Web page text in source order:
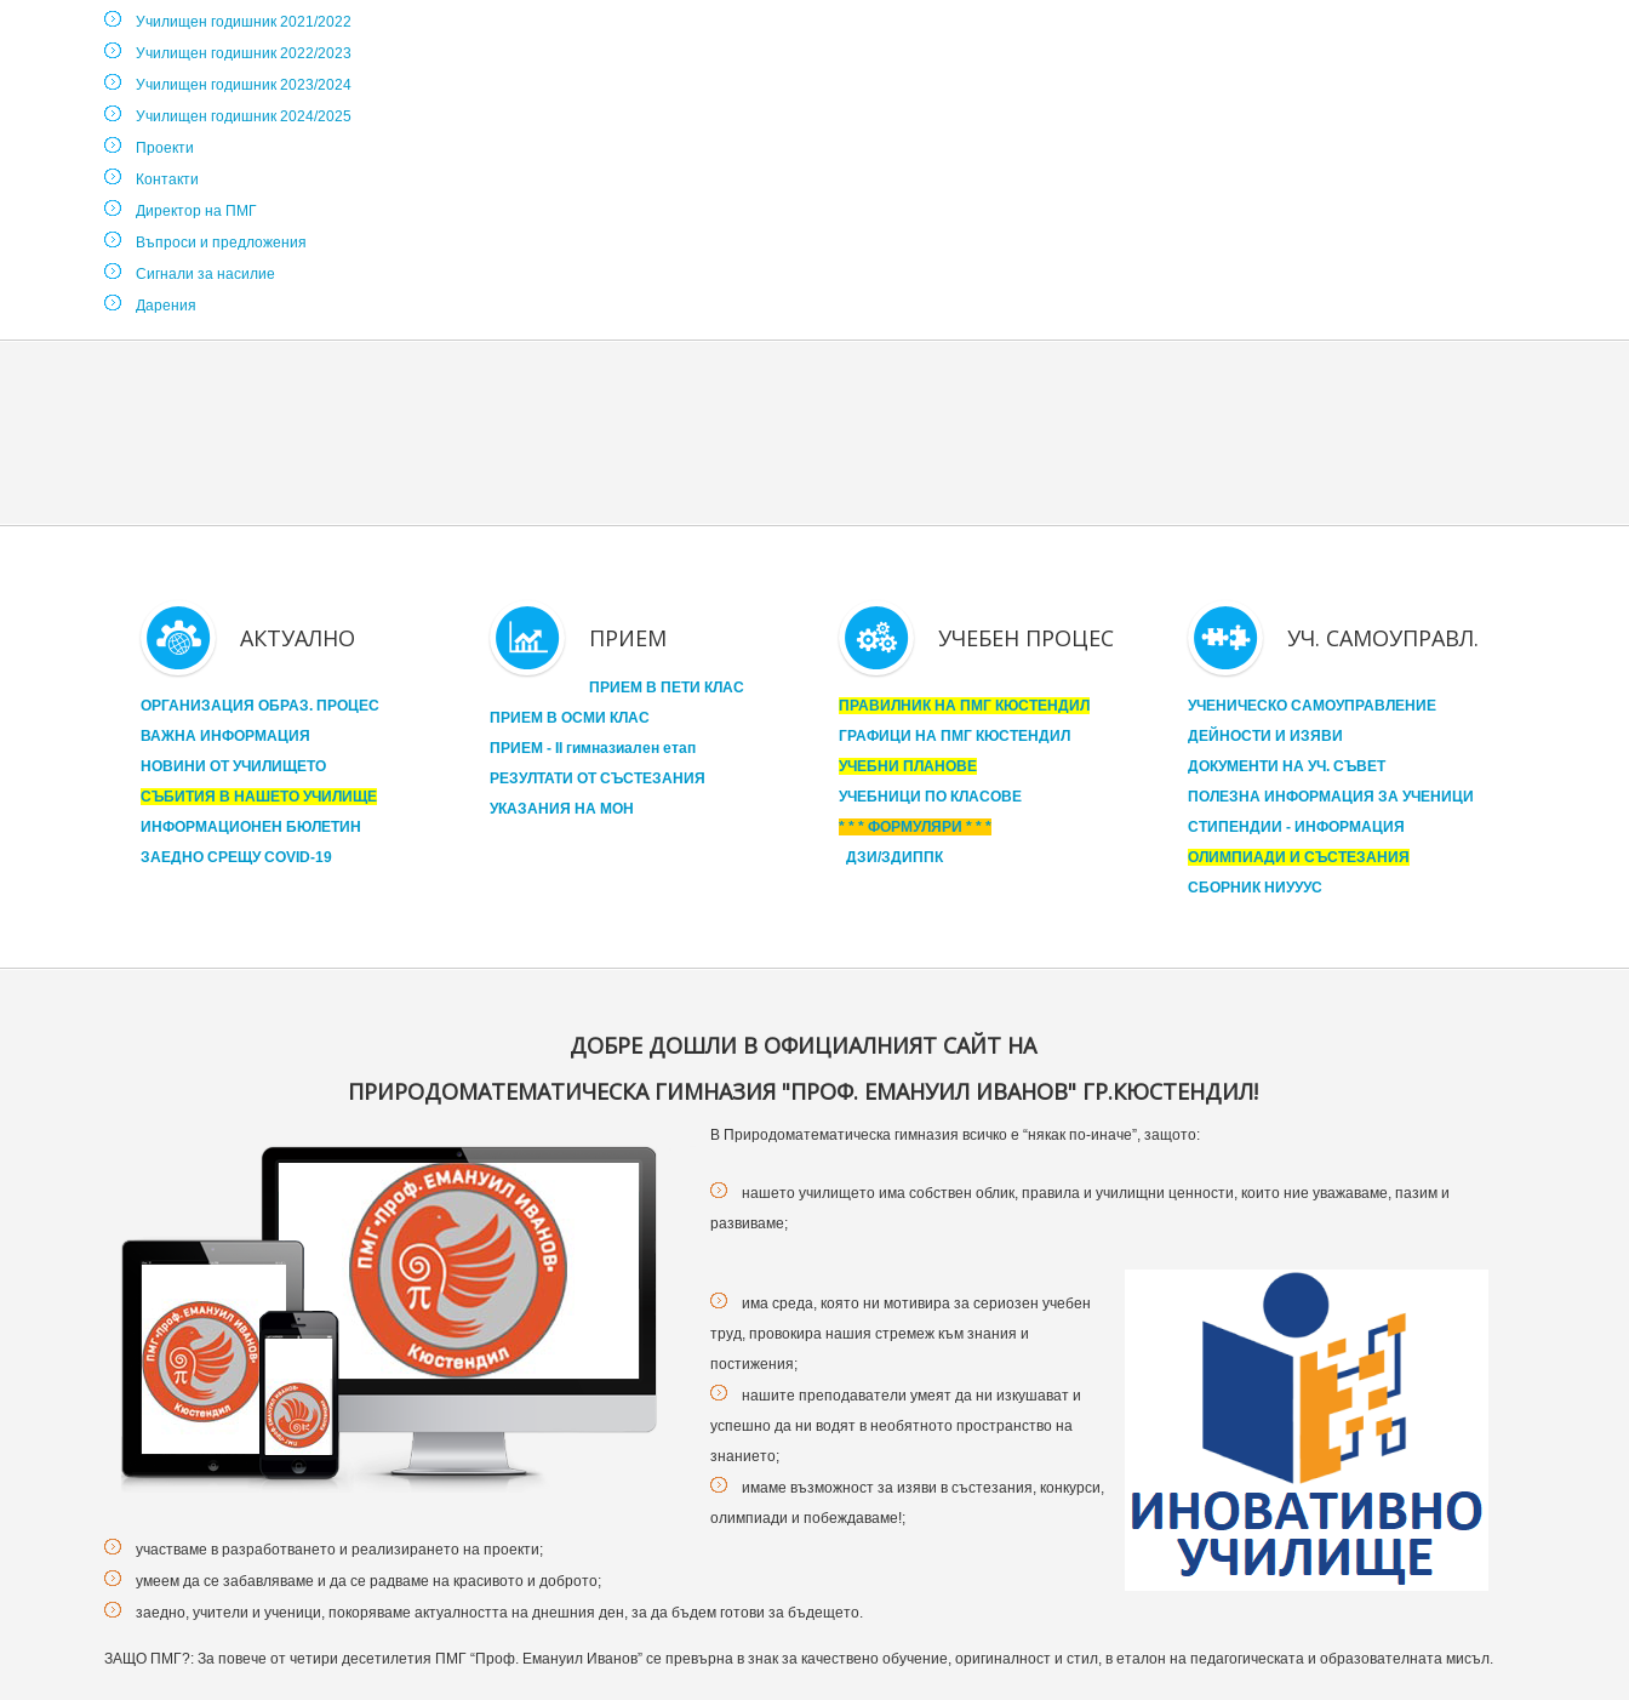
Училищен годишник 2021/2022
Училищен годишник 2022/2023
Училищен годишник 2023/2024
Училищен годишник 2024/2025
Проекти
Контакти
Директор на ПМГ
Въпроси и предложения
Сигнали за насилие
Дарения
АКТУАЛНО
ОРГАНИЗАЦИЯ ОБРАЗ. ПРОЦЕС
ВАЖНА ИНФОРМАЦИЯ
НОВИНИ ОТ УЧИЛИЩЕТО
СЪБИТИЯ В НАШЕТО УЧИЛИЩЕ
ИНФОРМАЦИОНЕН БЮЛЕТИН
ЗАЕДНО СРЕЩУ COVID-19
ПРИЕМ
ПРИЕМ В ПЕТИ КЛАС
ПРИЕМ В ОСМИ КЛАС
ПРИЕМ - II гимназиален етап
РЕЗУЛТАТИ ОТ СЪСТЕЗАНИЯ
УКАЗАНИЯ НА МОН
УЧЕБЕН ПРОЦЕС
ПРАВИЛНИК НА ПМГ КЮСТЕНДИЛ
ГРАФИЦИ НА ПМГ КЮСТЕНДИЛ
УЧЕБНИ ПЛАНОВЕ
УЧЕБНИЦИ ПО КЛАСОВЕ
* * * ФОРМУЛЯРИ * * *
ДЗИ/ЗДИППК
УЧ. САМОУПРАВЛ.
УЧЕНИЧЕСКО САМОУПРАВЛЕНИЕ
ДЕЙНОСТИ И ИЗЯВИ
ДОКУМЕНТИ НА УЧ. СЪВЕТ
ПОЛЕЗНА ИНФОРМАЦИЯ ЗА УЧЕНИЦИ
СТИПЕНДИИ - ИНФОРМАЦИЯ
ОЛИМПИАДИ И СЪСТЕЗАНИЯ
СБОРНИК НИУУУС
ДОБРЕ ДОШЛИ В ОФИЦИАЛНИЯТ САЙТ НА
ПРИРОДОМАТЕМАТИЧЕСКА ГИМНАЗИЯ "ПРОФ. ЕМАНУИЛ ИВАНОВ" ГР.КЮСТЕНДИЛ!
В Природоматематическа гимназия всичко е “някак по-иначе”, защото:
нашето училището има собствен облик, правила и училищни ценности, които ние уважаваме, пазим и
развиваме;
има среда, която ни мотивира за сериозен учебен
труд, провокира нашия стремеж към знания и
постижения;
нашите преподаватели умеят да ни изкушават и
успешно да ни водят в необятното пространство на
знанието;
имаме възможност за изяви в състезания, конкурси,
олимпиади и побеждаваме!;
участваме в разработването и реализирането на проекти;
умеем да се забавляваме и да се радваме на красивото и доброто;
заедно, учители и ученици, покоряваме актуалността на днешния ден, за да бъдем готови за бъдещето.
ЗАЩО ПМГ?: За повече от четири десетилетия ПМГ “Проф. Емануил Иванов” се превърна в знак за качествено обучение, оригиналност и стил, в еталон на педагогическата и образователната мисъл.